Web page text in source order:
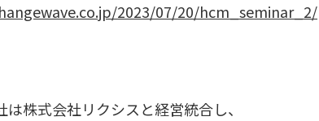
2023/07/20/hcm_seminar_2/
は株式会社リクシスと経営統合し、